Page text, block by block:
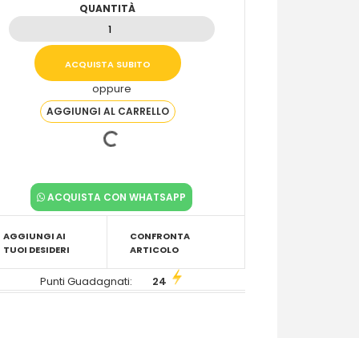
QUANTITÀ
oppure
ACQUISTA CON WHATSAPP
AGGIUNGI AI
TUOI DESIDERI
CONFRONTA
ARTICOLO
Punti Guadagnati: 24